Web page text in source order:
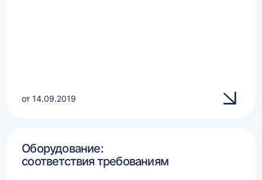
от 14.09.2019
Оборудование:
соответствия требованиям